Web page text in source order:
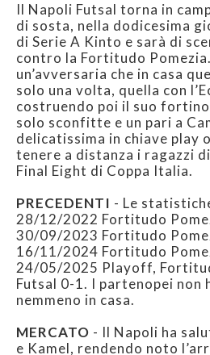
Il Napoli Futsal torna in
di sosta, nella dodicesima
di Serie A Kinto e sarà di
contro la Fortitudo
un’avversaria che in casa
solo una volta, quella con
costruendo poi il suo
solo sconfitte e un pari a
delicatissima in chiave play
tenere a distanza i ragazzi
Final Eight di Coppa Italia.
PRECEDENTI - Le
28/12/2022 Fortitudo
30/09/2023 Fortitudo
16/11/2024 Fortitudo
24/05/2025 Playoff,
Futsal 0-1. I partenopei non
nemmeno in casa.
MERCATO - Il Napoli ha
e Kamel, rendendo noto